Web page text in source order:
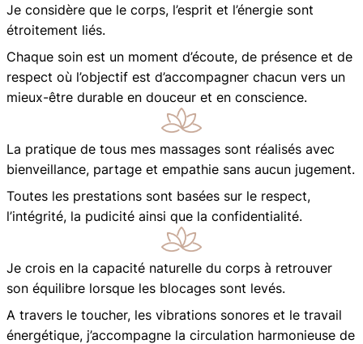
Je considère que le corps, l’esprit et l’énergie sont
étroitement liés.
Chaque soin est un moment d’écoute, de présence et de
respect où l’objectif est d’accompagner chacun vers un
mieux-être durable en douceur et en conscience.
La pratique de tous mes massages sont réalisés avec
bienveillance, partage et empathie sans aucun jugement.
Toutes les prestations sont basées sur le respect,
l’intégrité, la pudicité ainsi que la confidentialité.
Je crois en la capacité naturelle du corps à retrouver
son équilibre lorsque les blocages sont levés.
A travers le toucher, les vibrations sonores et le travail
énergétique, j’accompagne la circulation harmonieuse de